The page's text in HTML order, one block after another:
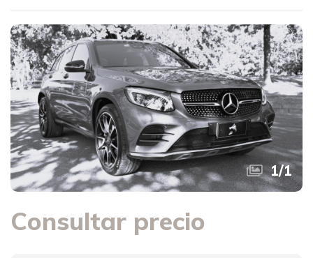
1/1
Consultar precio